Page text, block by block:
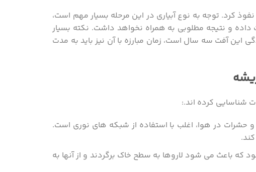
کرد. توجه به نوع آبیاری در این مرحله بسیار مهم است،
و نتیجه مطلوبی به همراه نخواهد داشت. نکته بسیار
این آفت سه سال است، زمان مبارزه با آن نیز باید به مدت
شناسایی کرده اند.:
در هوا، اغلب با استفاده از شبکه های نوری است.
باعث می شود لاروها به سطح خاک برگردند و از آنها به